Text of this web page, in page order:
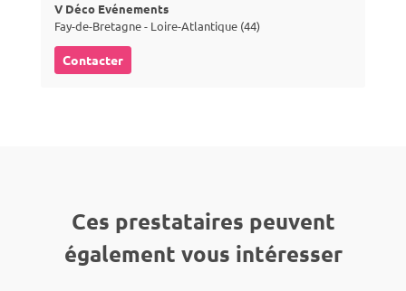
V Déco Evénements
Fay-de-Bretagne - Loire-Atlantique (44)
Contacter
Ces prestataires peuvent
également vous intéresser